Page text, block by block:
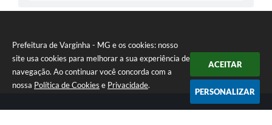
Prefeitura de Varginha - MG e os cookies: nosso
site usa cookies para melhorar a sua experiência de
navegação. Ao continuar você concorda com a
nossa Política de Cookies e Privacidade.
ACEITAR
PERSONALIZAR